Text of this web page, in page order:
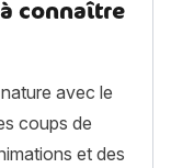
connaître
avec le
coups de
et des